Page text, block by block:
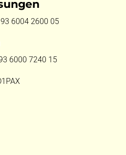
6004 2600 05
6000 7240 15